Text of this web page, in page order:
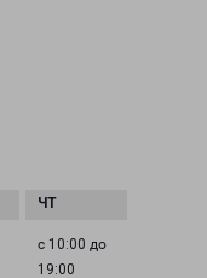
с 10:00 до
19:00